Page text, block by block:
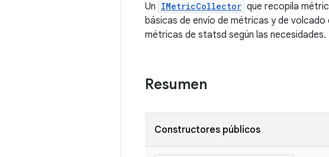
Un IMetricCollector que recopila
básicas de envío de métricas y de
métricas de statsd según las necesidades.
Resumen
Constructores públicos